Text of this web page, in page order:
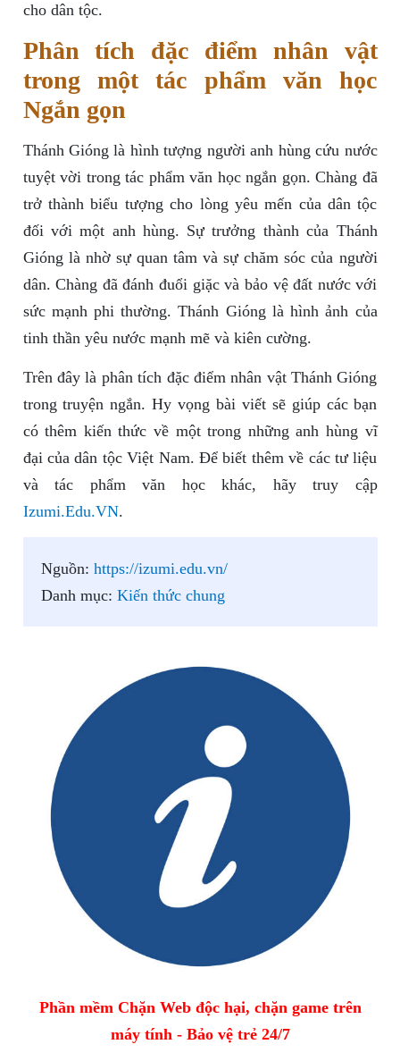
cho dân tộc.
Phân tích đặc điểm nhân vật
trong một tác phẩm văn học
Ngắn gọn
Thánh Gióng là hình tượng người anh hùng cứu nước
tuyệt vời trong tác phẩm văn học ngắn gọn. Chàng đã
trở thành biểu tượng cho lòng yêu mến của dân tộc
đối với một anh hùng. Sự trưởng thành của Thánh
Gióng là nhờ sự quan tâm và sự chăm sóc của người
dân. Chàng đã đánh đuổi giặc và bảo vệ đất nước với
sức mạnh phi thường. Thánh Gióng là hình ảnh của
tinh thần yêu nước mạnh mẽ và kiên cường.
Trên đây là phân tích đặc điểm nhân vật Thánh Gióng
trong truyện ngắn. Hy vọng bài viết sẽ giúp các bạn
có thêm kiến thức về một trong những anh hùng vĩ
đại của dân tộc Việt Nam. Để biết thêm về các tư liệu
và tác phẩm văn học khác, hãy truy cập
Izumi.Edu.VN.
Nguồn: https://izumi.edu.vn/
Danh mục: Kiến thức chung
Phần mềm Chặn Web độc hại, chặn game trên
máy tính - Bảo vệ trẻ 24/7